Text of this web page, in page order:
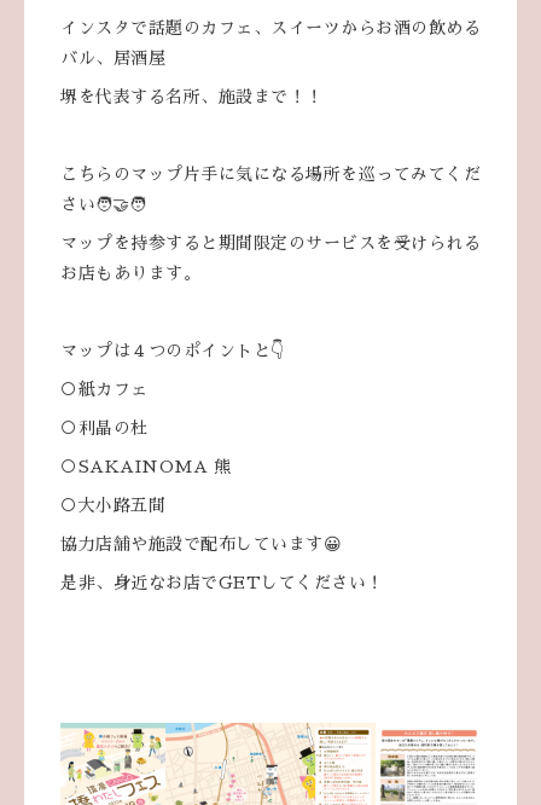
インスタで話題のカフェ、スイーツからお酒の飲める
バル、居酒屋
堺を代表する名所、施設まで！！
こちらのマップ片手に気になる場所を巡ってみてくだ
さい🧑‍🤝‍🧑
マップを持参すると期間限定のサービスを受けられる
お店もあります。
マップは４つのポイントと👇
○紙カフェ
○利晶の杜
○SAKAINOMA 熊
○大小路五間
協力店舗や施設で配布しています😀
是非、身近なお店でGETしてください！